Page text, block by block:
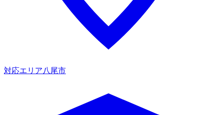
対応エリア八尾市